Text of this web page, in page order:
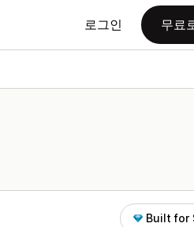
로그인 무료
Built for